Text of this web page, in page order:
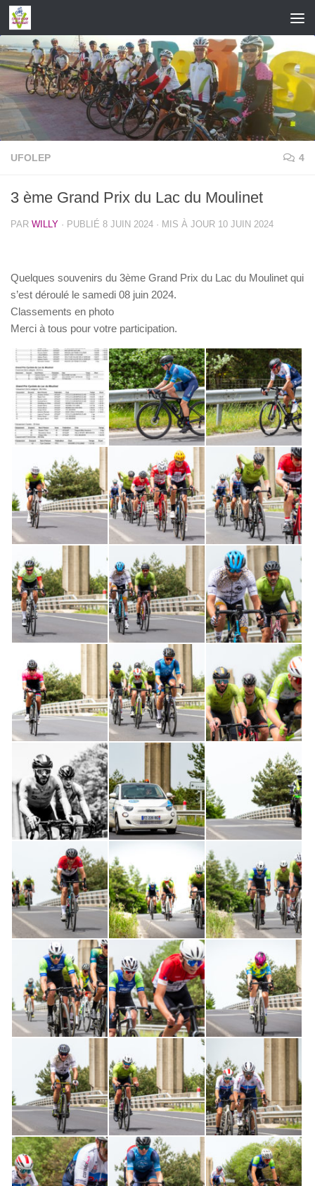
Skip to content
UFOLEP 4
3 ème Grand Prix du Lac du Moulinet
PAR WILLY · PUBLIÉ 8 JUIN 2024 · MIS À JOUR 10 JUIN 2024
Quelques souvenirs du 3ème Grand Prix du Lac du Moulinet qui
s’est déroulé le samedi 08 juin 2024.
Classements en photo
Merci à tous pour votre participation.